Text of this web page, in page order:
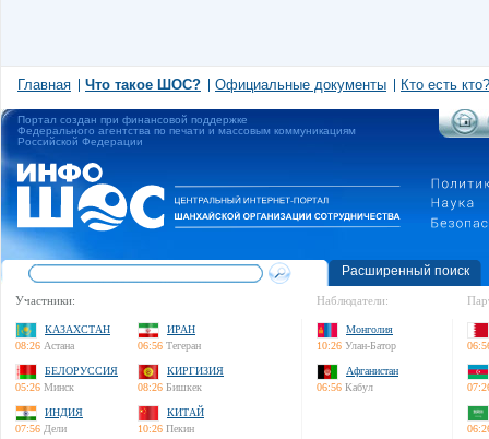
Главная Что такое ШОС? Официальные документы Кто есть кто?
Портал создан при финансовой поддержке
Федерального агентства по печати и массовым коммуникациям
Российской Федерации
Расширенный поиск
Участники:
КАЗАХСТАН
08:26 Астана
ИРАН
06:56 Тегеран
БЕЛОРУССИЯ
05:26 Минск
КИРГИЗИЯ
08:26 Бишкек
ИНДИЯ
07:56 Дели
КИТАЙ
10:26 Пекин
Наблюдатели:
Монголия
10:26 Улан-Батор
Афганистан
06:56 Кабул